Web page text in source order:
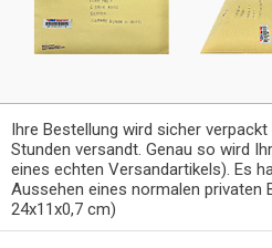
Ihre Bestellung wird sicher
Stunden versandt. Genau so wird
eines echten Versandartikels). Es
Aussehen eines normalen privaten
24x11x0,7 cm)